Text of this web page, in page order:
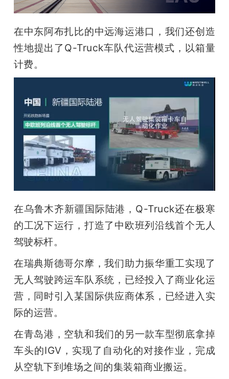
在中东阿布扎比的中远海运港口，我们还创造
性地提出了Q-Truck车队代运营模式，以箱量
计费。
在乌鲁木齐新疆国际陆港，Q-Truck还在极寒
的工况下运行，打造了中欧班列沿线首个无人
驾驶标杆。
在瑞典斯德哥尔摩，我们助力振华重工实现了
无人驾驶跨运车队系统，已经投入了商业化运
营，同时引入某国际供应商体系，已经进入实
际的运营。
在青岛港，空轨和我们的另一款车型彻底拿掉
车头的IGV，实现了自动化的对接作业，完成
从空轨下到堆场之间的集装箱商业搬运。